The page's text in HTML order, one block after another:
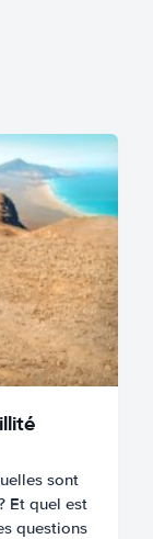
sont
Et quel est
questions